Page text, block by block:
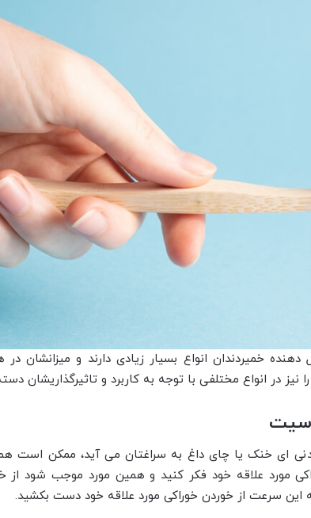
خمیردندان انواع بسیار زیادی دارند و میزانشان
در انواع مختلفی با توجه به کاربرد و تاثیرگذاریشان
ای خنک یا چای داغ به سراغتان می آید، ممکن است
مورد علاقه خود فکر کنید و همین مورد موجب شود از
این سرعت از خوردن خوراکی مورد علاقه خود دست بکشید.